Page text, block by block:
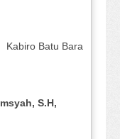
Kabiro Batu Bara
S.H,